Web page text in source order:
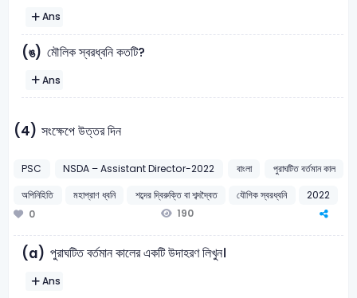
Ans
(ঙ) মৌলিক স্বরধ্বনি কতটি?
Ans
(4) সংক্ষেপে উত্তর দিন
PSC NSDA – Assistant Director-2022 বাংলা
পুরাঘটিত বর্তমান কাল
অপিনিহিতি
মহাপ্রাণ ধ্বনি শব্দের দ্বিরুক্তি বা শব্দদ্বৈত যৌগিক স্বরধ্বনি
2022
0
190
(a) পুরাঘটিত বর্তমান কালের একটি উদাহরণ লিখুন।
Ans